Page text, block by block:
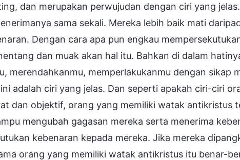
dan merupakan perwujudan dengan ciri yang
sama sekali. Mereka lebih baik mati
Dengan cara apa pun engkau
dan muak akan hal itu. Bahkan di dalam
merendahkanmu, memperlakukanmu dengan sikap
adalah ciri yang jelas. Dan seperti apakah ciri-ciri
dan objektif, orang yang memiliki watak antikristus
mengubah gagasan mereka serta menerima
kebenaran kepada mereka. Jika mereka
orang yang memiliki watak antikristus itu benar-